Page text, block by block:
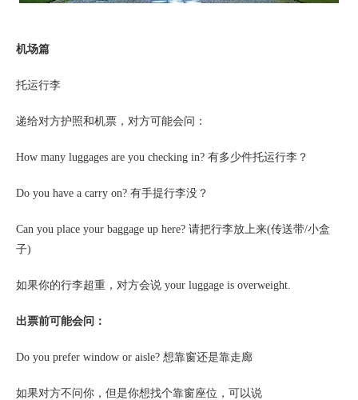
机场篇
托运行李
递给对方护照和机票，对方可能会问：
How many luggages are you checking in? 有多少件托运行李？
Do you have a carry on? 有手提行李没？
Can you place your baggage up here? 请把行李放上来(传送带/小盒
子)
如果你的行李超重，对方会说 your luggage is overweight.
出票前可能会问：
Do you prefer window or aisle? 想靠窗还是靠走廊
如果对方不问你，但是你想找个靠窗座位，可以说